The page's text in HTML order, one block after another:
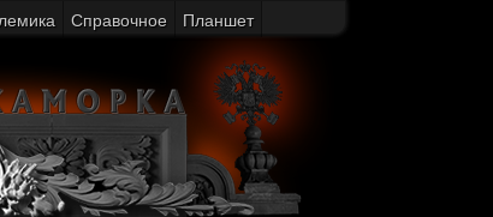
Справочное Планшет